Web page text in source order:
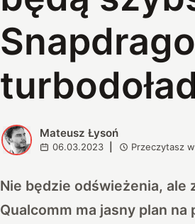
M Mateusz Łysoń
06.03.2023 Przeczytasz w
Nie będzie odświeżenia, ale
Qualcomm ma jasny plan